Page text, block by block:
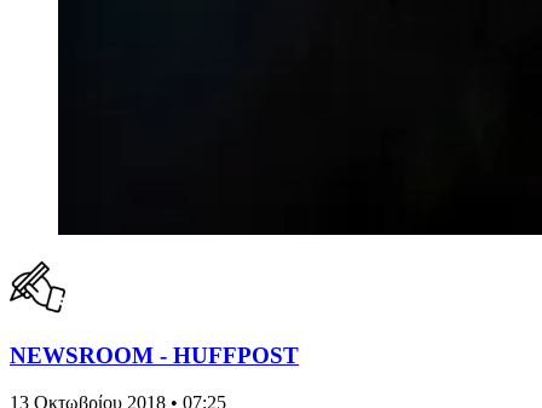
NEWSROOM - HUFFPOST
13 Οκτωβρίου 2018 • 07:25